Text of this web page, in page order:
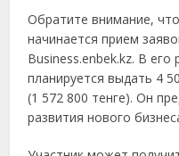
Обратите внимание,
начинается прием
Business.enbek.kz. В его
планируется выдать 4
(1 572 800 тенге). Он
развития нового